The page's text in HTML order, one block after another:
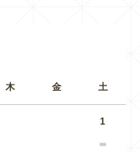
木 金 土
1